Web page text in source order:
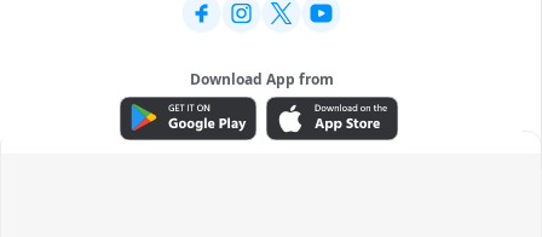
Download App from
ADVERTISEMENT